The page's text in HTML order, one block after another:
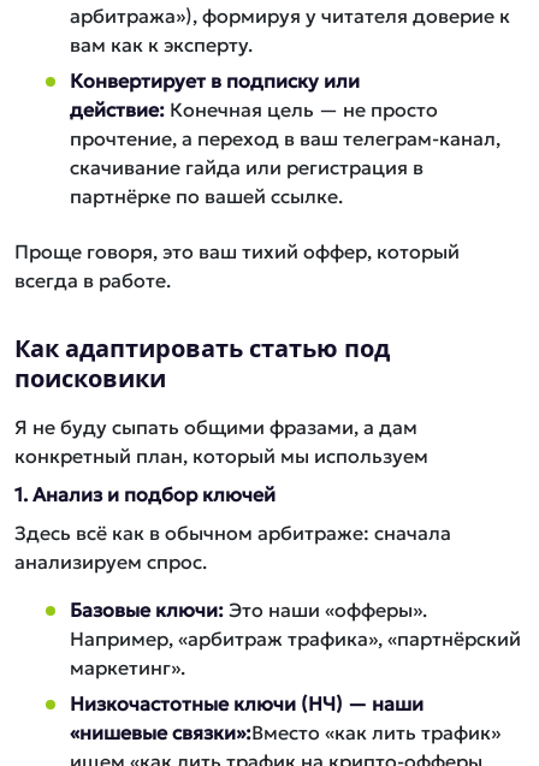
арбитража»), формируя у читателя доверие к
вам как к эксперту.
Конвертирует в подписку или
действие: Конечная цель — не просто
прочтение, а переход в ваш телеграм-канал,
скачивание гайда или регистрация в
партнёрке по вашей ссылке.
Проще говоря, это ваш тихий оффер, который
всегда в работе.
Как адаптировать статью под
поисковики
Я не буду сыпать общими фразами, а дам
конкретный план, который мы используем
1. Анализ и подбор ключей
Здесь всё как в обычном арбитраже: сначала
анализируем спрос.
Базовые ключи: Это наши «офферы».
Например, «арбитраж трафика», «партнёрский
маркетинг».
Низкочастотные ключи (НЧ) — наши
«нишевые связки»:Вместо «как лить трафик»
ищем «как лить трафик на крипто-офферы